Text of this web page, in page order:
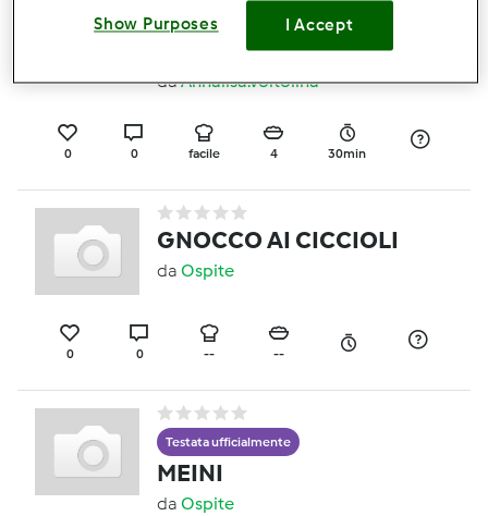
Risotto pesce e
zucchine
daAnnalisa.voltolina
0 0 facile 4 30min
GNOCCO AI CICCIOLI
da Ospite
0 0 -- --
Testata ufficialmente
MEINI
da Ospite
Show Purposes I Accept